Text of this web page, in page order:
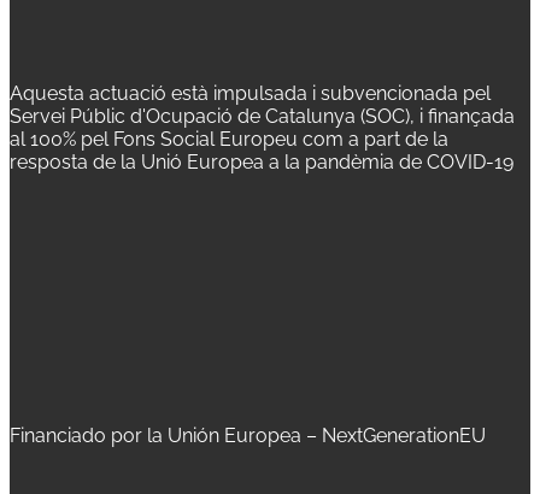
Aquesta actuació està impulsada i subvencionada pel
Servei Públic d'Ocupació de Catalunya (SOC), i finançada
al 100% pel Fons Social Europeu com a part de la
resposta de la Unió Europea a la pandèmia de COVID-19
Financiado por la Unión Europea – NextGenerationEU